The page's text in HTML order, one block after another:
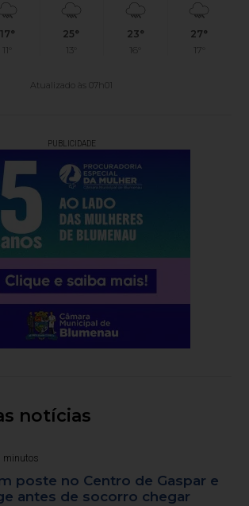
17°
11°
25°
13°
23°
16°
27°
17°
Atualizado às 07h01
PUBLICIDADE
notícias
minutos
poste no Centro de Gaspar e
antes de socorro chegar